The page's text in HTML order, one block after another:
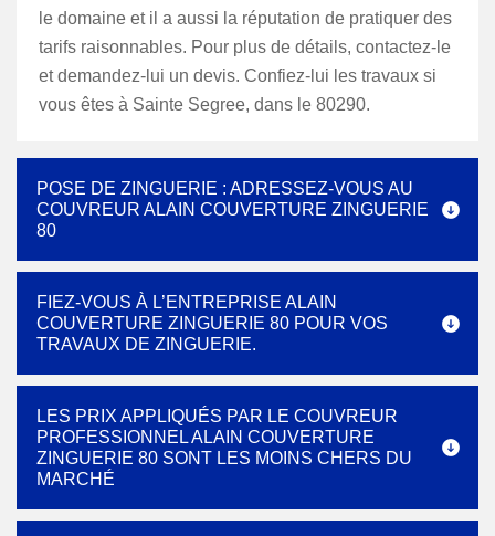
le domaine et il a aussi la réputation de pratiquer des
tarifs raisonnables. Pour plus de détails, contactez-le
et demandez-lui un devis. Confiez-lui les travaux si
vous êtes à Sainte Segree, dans le 80290.
POSE DE ZINGUERIE : ADRESSEZ-VOUS AU
COUVREUR ALAIN COUVERTURE ZINGUERIE
80
FIEZ-VOUS À L’ENTREPRISE ALAIN
COUVERTURE ZINGUERIE 80 POUR VOS
TRAVAUX DE ZINGUERIE.
LES PRIX APPLIQUÉS PAR LE COUVREUR
PROFESSIONNEL ALAIN COUVERTURE
ZINGUERIE 80 SONT LES MOINS CHERS DU
MARCHÉ